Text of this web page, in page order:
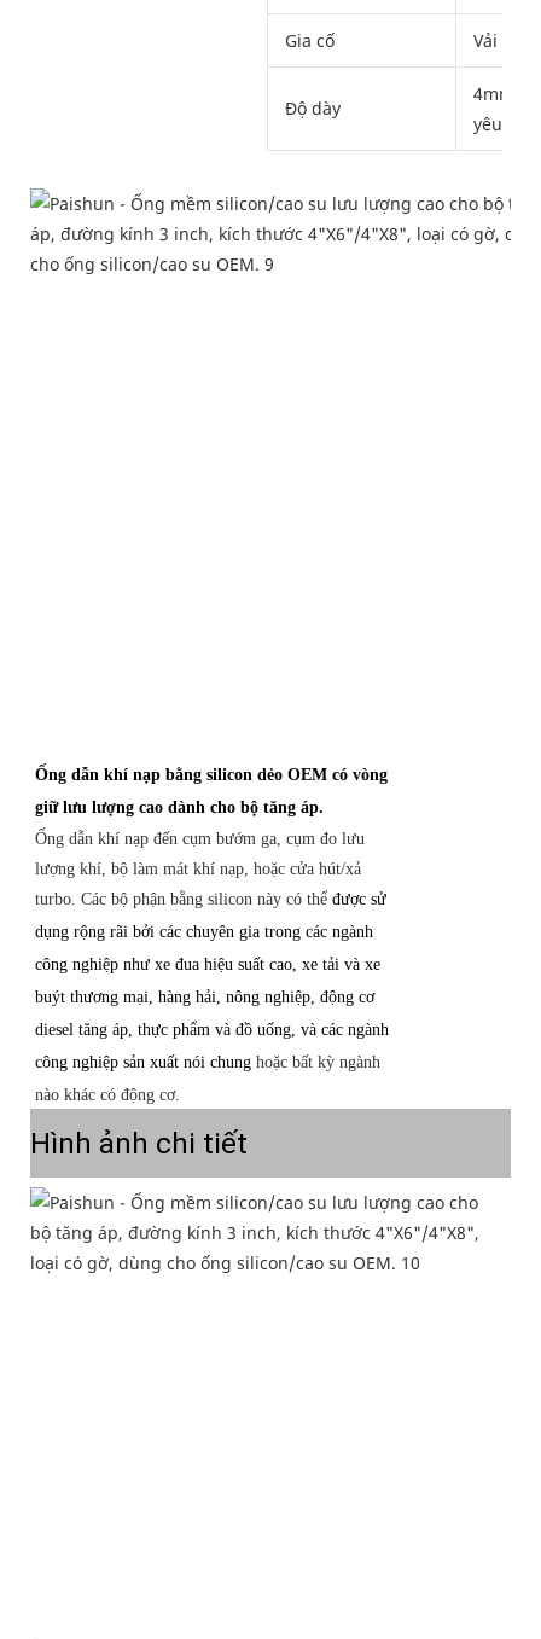
Gia cố Vải
Độ dày
4mm,
yêu cầu
Ống dẫn khí nạp bằng silicon dẻo OEM có vòng
giữ lưu lượng cao dành cho bộ tăng áp.
Ống dẫn khí nạp đến cụm bướm ga, cụm đo lưu
lượng khí, bộ làm mát khí nạp, hoặc cửa hút/xả
turbo. Các bộ phận bằng silicon này có thể được sử
dụng rộng rãi bởi các chuyên gia trong các ngành
công nghiệp như xe đua hiệu suất cao, xe tải và xe
buýt thương mại, hàng hải, nông nghiệp, động cơ
diesel tăng áp, thực phẩm và đồ uống, và các ngành
công nghiệp sản xuất nói chung hoặc bất kỳ ngành
nào khác có động cơ.
Hình ảnh chi tiết